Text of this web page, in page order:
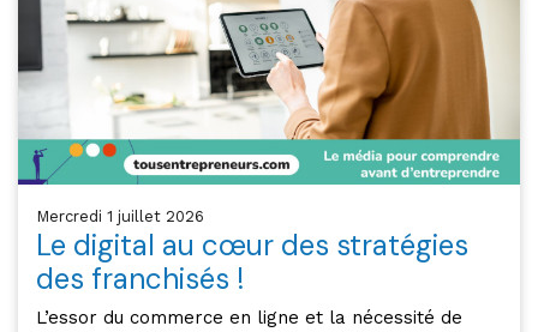
mercredi 1 juillet 2026
Le digital au cœur des stratégies
des franchisés !
L’essor du commerce en ligne et la nécessité de